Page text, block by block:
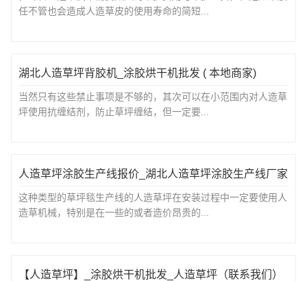
任不管也会造成人造草皮的使用寿命的简短...
湖北人造草坪背胶机_涂胶烘干机批发 ( 本地商家)
当然只有这些禁止事项是不够的，其次可以在小范围内对人造草
坪使用抗缠结剂，防止草坪缠结，但一定要...
人造草坪涂胶生产线报价_湖北人造草坪涂胶生产线厂家
这种类型的草坪毯生产线的人造草坪在安装过程中一定要使用人
造草机械，特别是在一些的或者造价昂贵的...
【人造草坪】_涂胶烘干机批发_人造草坪（联系我们）